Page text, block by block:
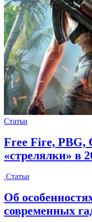
Статьи
Free Fire, PBG,
«стрелялки» в
Статьи
Об
современных